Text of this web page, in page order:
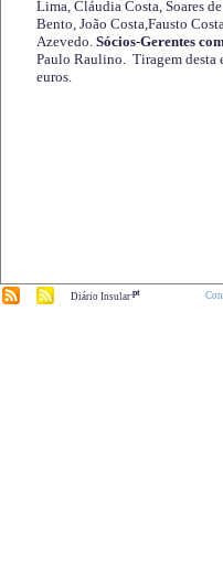
Lima, Cláudia Costa, Soares
Bento, João Costa,Fausto
Azevedo. Sócios-Gerentes
Paulo Raulino. Tiragem desta
euros.
Diário Insular.pt